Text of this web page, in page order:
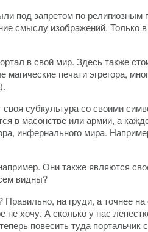
под запретом по
смыслу изображений. Только
в свой мир. Здесь также
магические печати эгрегора,
своя субкультура со своими
в масонстве или армии, а
инфернального мира.
Они также являются
видны?
на груди, а точнее
не хочу. А сколько у нас
повесить туда